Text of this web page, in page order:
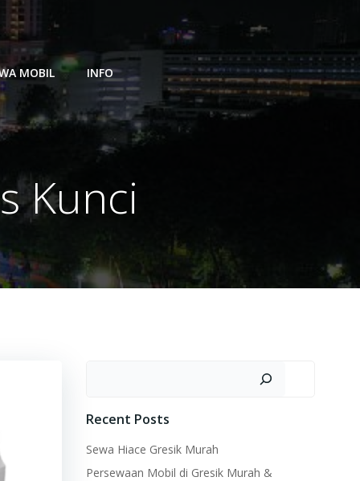
MOBIL INFO
Kunci
Recent Posts
Sewa Hiace Gresik Murah
Persewaan Mobil di Gresik Murah &